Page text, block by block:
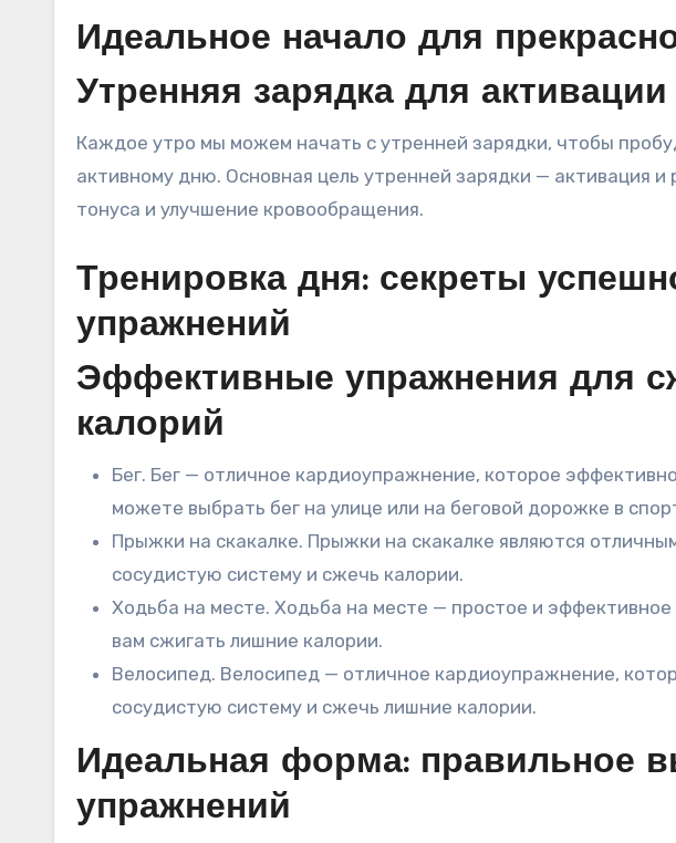
Идеальное начало для
Утренняя зарядка для
Каждое утро мы можем начать с утренней зарядки, чтобы
активному дню. Основная цель утренней зарядки — активация
тонуса и улучшение кровообращения.
Тренировка дня: секреты
упражнений
Эффективные упражнения для
калорий
Бег. Бег — отличное кардиоупражнение, которое
можете выбрать бег на улице или на беговой дорожке в
Прыжки на скакалке. Прыжки на скакалке являются
сосудистую систему и сжечь калории.
Ходьба на месте. Ходьба на месте — простое и
вам сжигать лишние калории.
Велосипед. Велосипед — отличное кардиоупражнение,
сосудистую систему и сжечь лишние калории.
Идеальная форма: правильное
упражнений